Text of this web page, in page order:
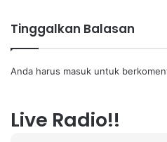
Tinggalkan Balasan
Anda harus masuk untuk
Live Radio!!